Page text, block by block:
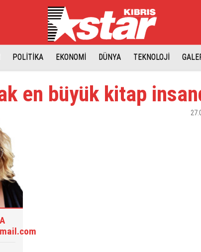
POLİTİKA EKONOMİ DÜNYA TEKNOLOJİ
en büyük kitap